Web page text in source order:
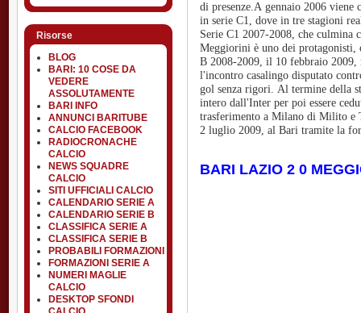
Risorse
BLOG
BARI: 10 COSE DA
VEDERE
ASSOLUTAMENTE
BARI INFO
ANNUNCI BARITUBE
CALCIO FACEBOOK
RADIOCRONACHE
CALCIO
NEWS SQUADRE
CALCIO
SITI UFFICIALI CALCIO
CALENDARIO SERIE A
CALENDARIO SERIE B
CLASSIFICA SERIE A
CLASSIFICA SERIE B
PROBABILI FORMAZIONI
FORMAZIONI SERIE A
NUMERI MAGLIE
CALCIO
DESKTOP SFONDI
di presenze.A gennaio 2006 viene ceduto in
in serie C1, dove in tre stagioni realizza oltre quaranta
Serie C1 2007-2008, che culmina con la promozione del
Meggiorini è uno dei protagonisti, con 14 goal all'attivo.Nella stagione di Serie
B 2008-2009, il 10 febbraio 2009, riesce a mettere a segno 4 reti durante
l'incontro casalingo disputato contro l'Avellino concludendo la stagione con 18
gol senza rigori. Al termine della stagione il suo cartellino viene riscattato per
intero dall'Inter per poi essere ceduto a titolo definitivo al
trasferimento a Milano di Milito e Thiago Motta. Il Genoa a sua volta lo gira, il
2 luglio 2009, al
BARI LAZIO 2 0